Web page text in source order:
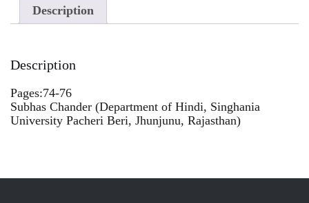
Description
Description
Pages:74-76
Subhas Chander (Department of Hindi, Singhania
University Pacheri Beri, Jhunjunu, Rajasthan)